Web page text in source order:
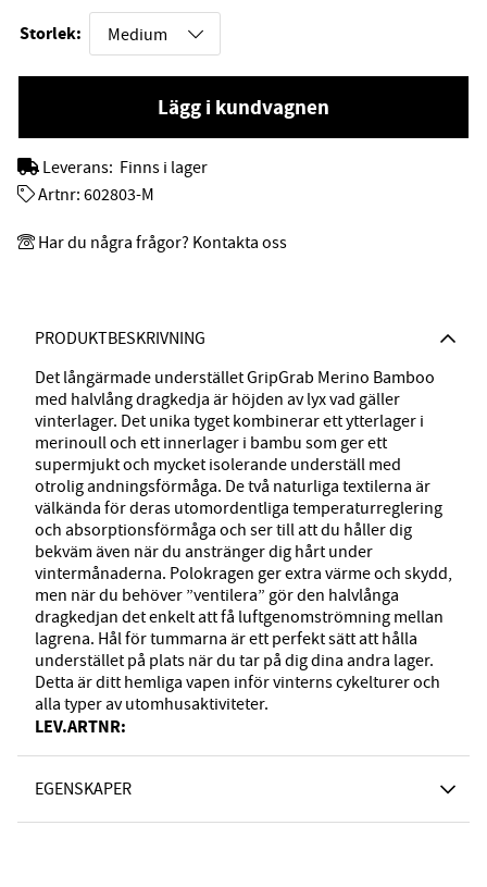
PRODUKTBESKRIVNING
Det långärmade understället GripGrab Merino Bamboo
med halvlång dragkedja är höjden av lyx vad gäller
vinterlager. Det unika tyget kombinerar ett ytterlager i
merinoull och ett innerlager i bambu som ger ett
supermjukt och mycket isolerande underställ med
otrolig andningsförmåga. De två naturliga textilerna är
välkända för deras utomordentliga temperaturreglering
och absorptionsförmåga och ser till att du håller dig
bekväm även när du anstränger dig hårt under
vintermånaderna. Polokragen ger extra värme och skydd,
men när du behöver ”ventilera” gör den halvlånga
dragkedjan det enkelt att få luftgenomströmning mellan
lagrena. Hål för tummarna är ett perfekt sätt att hålla
understället på plats när du tar på dig dina andra lager.
Detta är ditt hemliga vapen inför vinterns cykelturer och
alla typer av utomhusaktiviteter.
LEV.ARTNR:
EGENSKAPER
Storlek:
Lägg i kundvagnen
Leverans: Finns i lager
Artnr: 602803-M
Har du några frågor? Kontakta oss